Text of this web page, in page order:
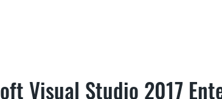
Visual Studio 2017